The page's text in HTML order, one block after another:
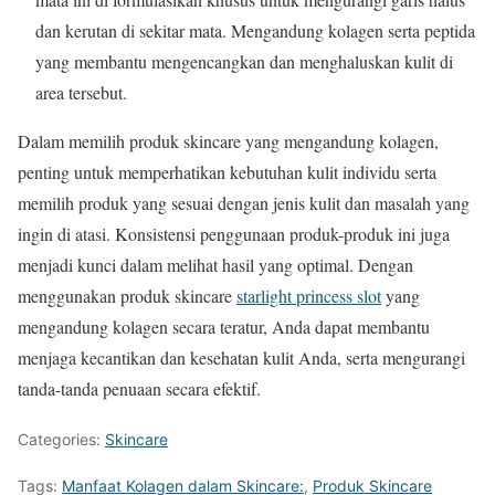
dan kerutan di sekitar mata. Mengandung kolagen serta peptida
yang membantu mengencangkan dan menghaluskan kulit di
area tersebut.
Dalam memilih produk skincare yang mengandung kolagen,
penting untuk memperhatikan kebutuhan kulit individu serta
memilih produk yang sesuai dengan jenis kulit dan masalah yang
ingin di atasi. Konsistensi penggunaan produk-produk ini juga
menjadi kunci dalam melihat hasil yang optimal. Dengan
menggunakan produk skincarestarlight princess slotyang
mengandung kolagen secara teratur, Anda dapat membantu
menjaga kecantikan dan kesehatan kulit Anda, serta mengurangi
tanda-tanda penuaan secara efektif.
Categories: Skincare
Tags: Manfaat Kolagen dalam Skincare:, Produk Skincare